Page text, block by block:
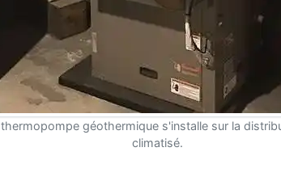
thermopompe géothermique s'installe sur la
climatisé.